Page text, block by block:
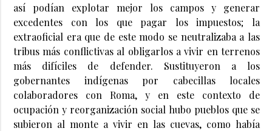
así podían explotar mejor los campos y generar
excedentes con los que pagar los impuestos; la
extraoficial era que de este modo se neutralizaba a las
tribus más conflictivas al obligarlos a vivir en terrenos
más difíciles de defender. Sustituyeron a los
gobernantes indígenas por cabecillas locales
colaboradores con Roma, y en este contexto de
ocupación y reorganización social hubo pueblos que se
subieron al monte a vivir en las cuevas, como había